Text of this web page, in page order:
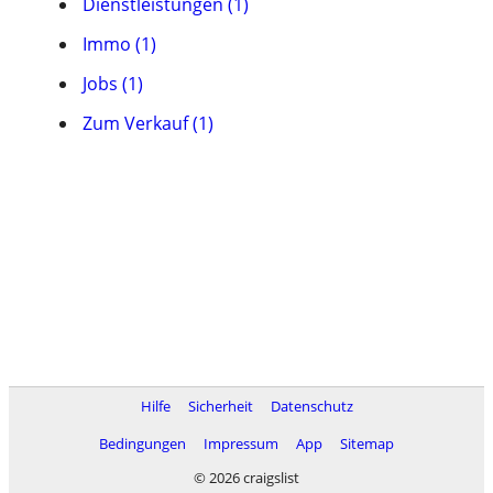
Immo (1)
Jobs (1)
Zum Verkauf (1)
Hilfe Sicherheit
Datenschutz
Bedingungen
Impressum App
Sitemap
© 2026 craigslist